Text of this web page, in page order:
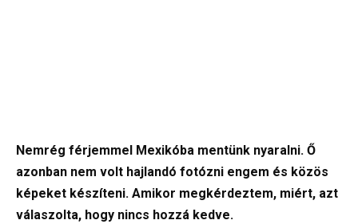
Nemrég férjemmel Mexikóba mentünk nyaralni. Ő
azonban nem volt hajlandó fotózni engem és közös
képeket készíteni. Amikor megkérdeztem, miért, azt
válaszolta, hogy nincs hozzá kedve.